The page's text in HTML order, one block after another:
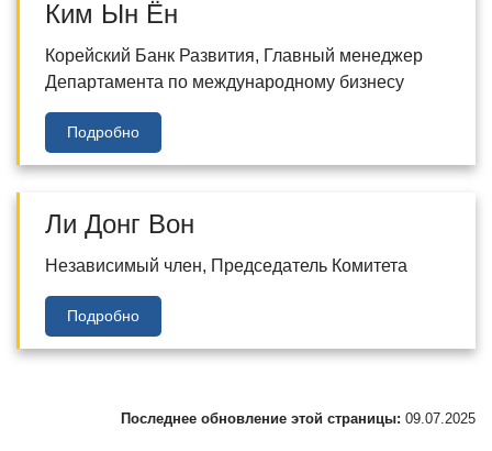
Ким Ын Ён
Корейский Банк Развития, Главный менеджер
Департамента по международному бизнесу
Подробно
Ли Донг Вон
Независимый член, Председатель Комитета
Подробно
Последнее обновление этой страницы: 09.07.2025